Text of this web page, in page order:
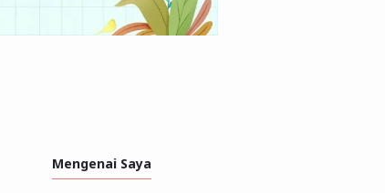
Mengenai Saya